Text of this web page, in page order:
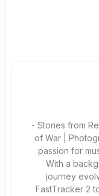
- Stories from
of War |
passion for
With a
journey
FastTracker 2